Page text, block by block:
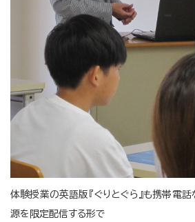
体験授業の英語版『ぐりとぐら』も携帯電
源を限定配信する形で